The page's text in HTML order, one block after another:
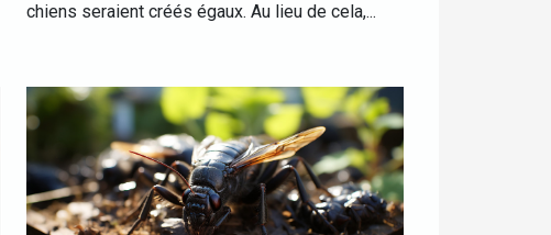
chiens seraient créés égaux. Au lieu de cela,...